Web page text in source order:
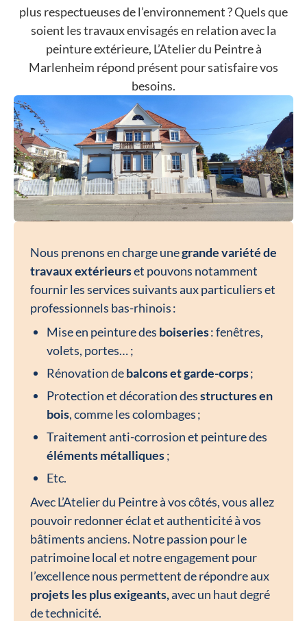
plus respectueuses de l’environnement ? Quels que
soient les travaux envisagés en relation avec la
peinture extérieure, L’Atelier du Peintre à
Marlenheim répond présent pour satisfaire vos
besoins.
Nous prenons en charge unegrande variété de
travaux extérieurset pouvons notamment
fournir les services suivants aux particuliers et
professionnels bas-rhinois :
Mise en peinture des boiseries: fenêtres,
volets, portes… ;
Rénovation debalcons et garde-corps;
Protection et décoration desstructures en
bois, comme les colombages ;
Traitement anti-corrosion et peinture des
éléments métalliques;
Etc.
Avec L’Atelier du Peintre à vos côtés, vous allez
pouvoir redonner éclat et authenticité à vos
bâtiments anciens. Notre passion pour le
patrimoine local et notre engagement pour
l’excellence nous permettent de répondre aux
projets les plus exigeants,avec un haut degré
de technicité.